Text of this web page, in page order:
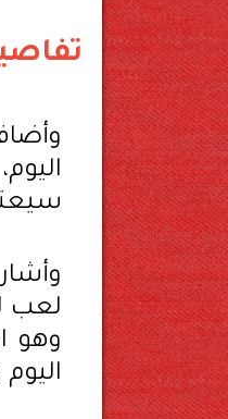
لعب
اليوم